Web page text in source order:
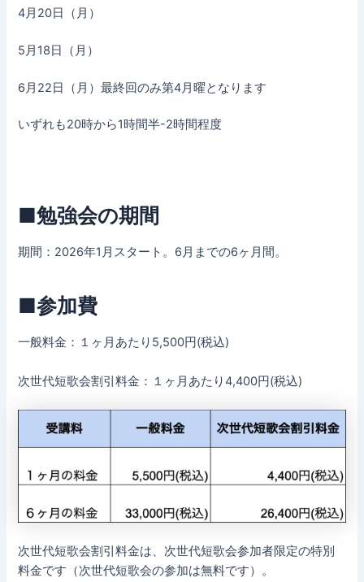
4月20日（月）
5月18日（月）
6月22日（月）最終回のみ第4月曜となります
いずれも20時から1時間半-2時間程度
■勉強会の期間
期間：2026年1月スタート。6月までの6ヶ月間。
■参加費
一般料金：１ヶ月あたり5,500円(税込)
次世代短歌会割引料金：１ヶ月あたり4,400円(税込)
次世代短歌会割引料金は、次世代短歌会参加者限定の特別
料金です（次世代短歌会の参加は無料です）。